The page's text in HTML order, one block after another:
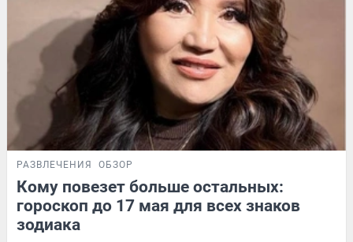
РАЗВЛЕЧЕНИЯ ОБЗОР
Кому повезет больше остальных:
гороскоп до 17 мая для всех знаков
зодиака